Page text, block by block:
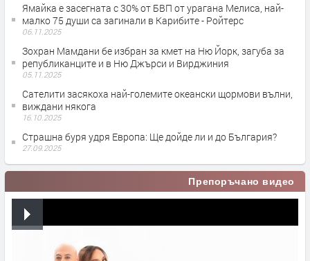
Ямайка е засегната с 30% от БВП от урагана Мелиса, най-
малко 75 души са загинали в Карибите - Ройтерс
06.11.2025
Зохран Мамдани бе избран за кмет на Ню Йорк, загуба за
републиканците и в Ню Джърси и Вирджиния
05.11.2025
Сателити засякоха най-големите океански щормови вълни,
виждани някога
16.10.2025
Страшна буря удря Европа: Ще дойде ли и до България?
27.09.2025
Препоръчано видео